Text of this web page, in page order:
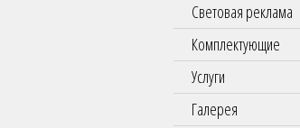
Световая реклама
Комплектующие
Услуги
Галерея